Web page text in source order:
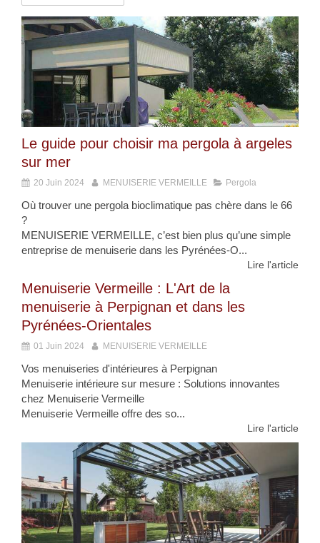
Le guide pour choisir ma pergola à argeles
sur mer
20 Juin 2024 MENUISERIE VERMEILLE Pergola
Où trouver une pergola bioclimatique pas chère dans le 66
?
MENUISERIE VERMEILLE, c’est bien plus qu’une simple
entreprise de menuiserie dans les Pyrénées-O...
Lire l'article
Menuiserie Vermeille : L'Art de la
menuiserie à Perpignan et dans les
Pyrénées-Orientales
01 Juin 2024 MENUISERIE VERMEILLE
Vos menuiseries d'intérieures à Perpignan
Menuiserie intérieure sur mesure : Solutions innovantes
chez Menuiserie Vermeille
Menuiserie Vermeille offre des so...
Lire l'article